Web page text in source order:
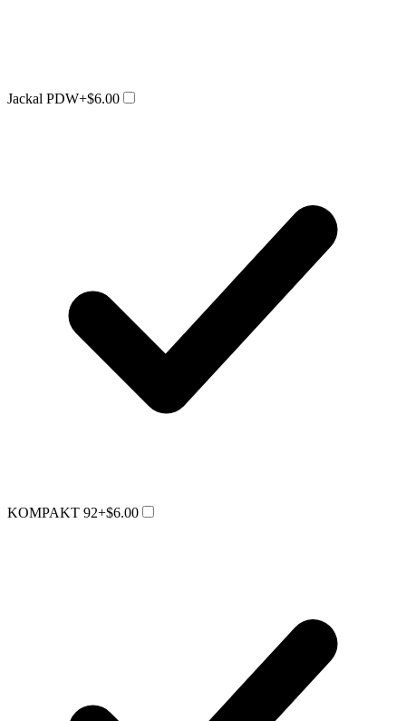
Jackal PDW+$6.00
KOMPAKT 92+$6.00